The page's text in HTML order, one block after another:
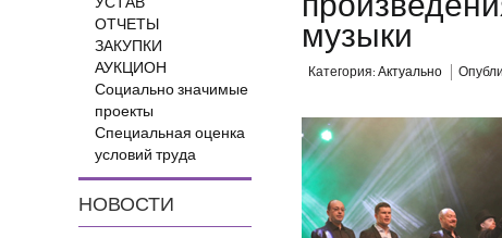
ОТЧЕТЫ
ЗАКУПКИ
АУКЦИОН
Социально значимые
проекты
Специальная оценка
условий труда
НОВОСТИ
музыки
Категория:Актуально